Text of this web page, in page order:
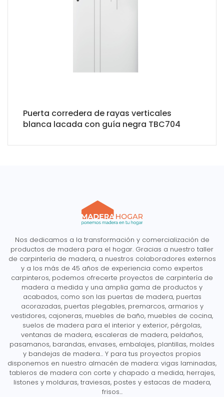
Puerta corredera de rayas verticales
blanca lacada con guía negra TBC704
Nos dedicamos a la transformación y comercialización de
productos de madera para el hogar. Gracias a nuestro taller
de carpintería de madera, a nuestros colaboradores externos
y a los más de 45 años de experiencia como expertos
carpinteros, podemos ofrecerte proyectos de carpintería de
madera a medida y una amplia gama de productos y
acabados, como son las puertas de madera, puertas
acorazadas, puertas plegables, premarcos, armarios y
vestidores, cajoneras, muebles de baño, muebles de cocina,
suelos de madera para el interior y exterior, pérgolas,
ventanas de madera, escaleras de madera, peldaños,
pasamanos, barandas, envases, embalajes, plantillas, moldes
y bandejas de madera... Y para tus proyectos propios
disponemos en nuestro almacén de madera: vigas laminadas,
tableros de madera con corte y chapado a medida, herrajes,
listones y molduras, traviesas, postes y estacas de madera,
frisos...